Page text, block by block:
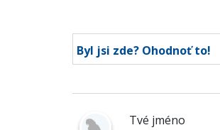
Byl jsi zde? Ohodnoť to!
Tvé jméno